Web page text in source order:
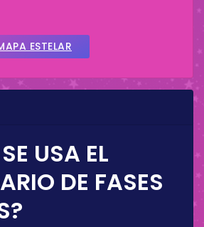
ESTELAR
USA EL
DE FASES